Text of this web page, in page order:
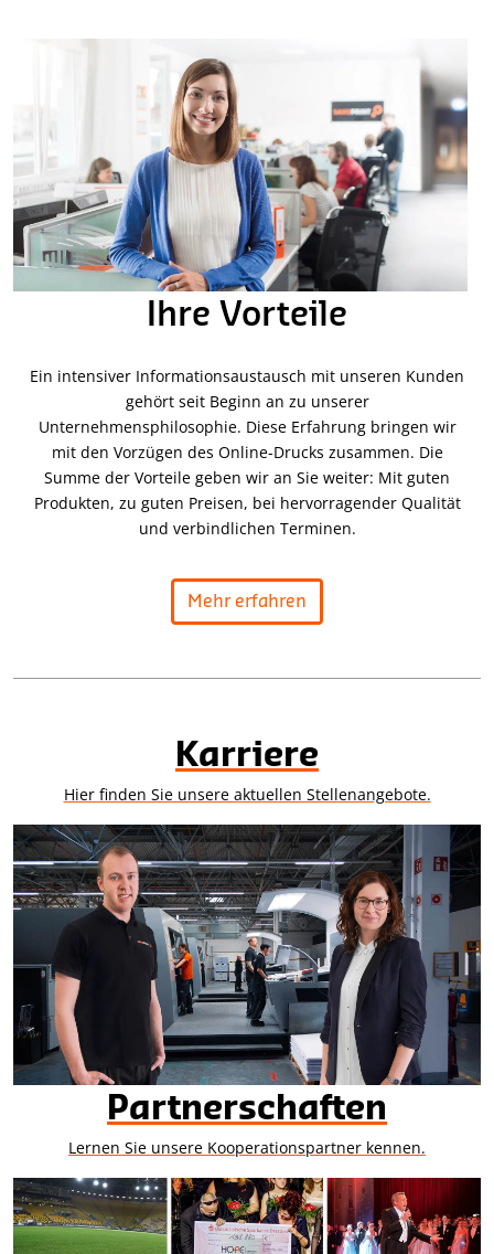
Ihre Vorteile
Ein intensiver Informationsaustausch mit unseren Kunden
gehört seit Beginn an zu unserer
Unternehmensphilosophie. Diese Erfahrung bringen wir
mit den Vorzügen des Online-Drucks zusammen. Die
Summe der Vorteile geben wir an Sie weiter: Mit guten
Produkten, zu guten Preisen, bei hervorragender Qualität
und verbindlichen Terminen.
Mehr erfahren
Karriere
Hier finden Sie unsere aktuellen Stellenangebote.
Partnerschaften
Lernen Sie unsere Kooperationspartner kennen.